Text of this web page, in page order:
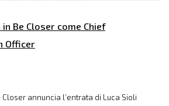
Be Closer come Chief
Officer
annuncia l’entrata di Luca Sioli